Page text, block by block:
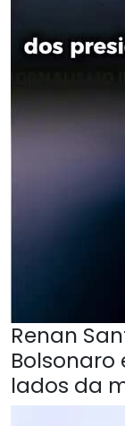
Renan
Bolsonaro
lados da